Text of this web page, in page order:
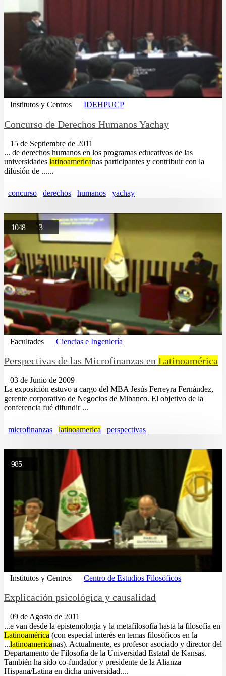
Institutos y Centros IDEHPUCP
Concurso de Derechos Humanos Yachay
15 de Septiembre de 2011
... de derechos humanos en los programas educativos de las
universidades latinoamericanas participantes y contribuir con la
difusión de ......
concurso derechos humanos yachay
1048 3
Facultades Ciencias e Ingeniería
Perspectivas de las Microfinanzas en Latinoamérica
03 de Junio de 2009
La exposición estuvo a cargo del MBA Jesús Ferreyra Fernández,
gerente corporativo de Negocios de Mibanco. El objetivo de la
conferencia fué difundir ...
microfinanzas latinoamerica perspectivas
985
Institutos y Centros Centro de Estudios Filosóficos
Explicación psicológica y causalidad
09 de Agosto de 2011
...e van desde la epistemología y la metafilosofía hasta la filosofía en
Latinoamérica (con especial interés en temas filosóficos en la
...latinoamericanas). Actualmente, es profesor asociado y director del
Departamento de Filosofía de la Universidad Estatal de Kansas.
También ha sido co-fundador y presidente de la Alianza
Hispana/Latina en dicha universidad....